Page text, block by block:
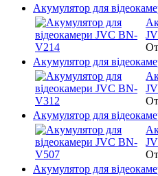
Акумулятор для
Акумулятор для
Акумулятор для
Акумулятор для